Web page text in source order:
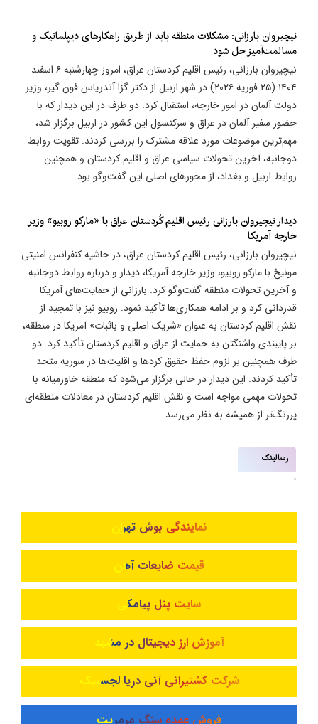
​نیچیروان بارزانی: مشکلات منطقه باید از طریق راهکارهای دیپلماتیک و
مسالمت‌آمیز حل شود
نیچیروان بارزانی، رئیس اقلیم کردستان عراق، امروز چهارشنبه ۶ اسفند
۱۴۰۴ (۲۵ فوریه ۲۰۲۶) در شهر اربیل از دکتر گزا آندریاس فون گیر، وزیر
دولت آلمان در امور خارجه، استقبال کرد. دو طرف در این دیدار که با
حضور سفیر آلمان در عراق و سرکنسول این کشور در اربیل برگزار شد،
مهم‌ترین موضوعات مورد علاقه مشترک را بررسی کردند. تقویت روابط
دوجانبه، آخرین تحولات سیاسی عراق و اقلیم کردستان و همچنین
روابط اربیل و بغداد، از محورهای اصلی این گفت‌وگو بود.
دیدار نیچیروان بارزانی رئیس اقلیم کُردستان عراق با «مارکو روبیو» وزیر
خارجه آمریکا
نیچیروان بارزانی، رئیس اقلیم کردستان عراق، در حاشیه کنفرانس امنیتی
مونیخ با مارکو روبیو، وزیر خارجه آمریکا، دیدار و درباره روابط دوجانبه
و آخرین تحولات منطقه گفت‌وگو کرد. بارزانی از حمایت‌های آمریکا
قدردانی کرد و بر ادامه همکاری‌ها تأکید نمود. روبیو نیز با تمجید از
نقش اقلیم کردستان به عنوان «شریک اصلی و باثبات» آمریکا در منطقه،
بر پایبندی واشنگتن به حمایت از عراق و اقلیم کردستان تأکید کرد. دو
طرف همچنین بر لزوم حفظ حقوق کردها و اقلیت‌ها در سوریه متحد
تأکید کردند. این دیدار در حالی برگزار می‌شود که منطقه خاورمیانه با
تحولات مهمی مواجه است و نقش اقلیم کردستان در معادلات منطقه‌ای
پررنگ‌تر از همیشه به نظر می‌رسد.
رسالینک
نمایندگی بوش تهران
قیمت ضایعات آهن
سایت پنل پیامکی
آموزش ارز دیجیتال در مشهد
شرکت کشتیرانی آنی دریا لجستیک
فروش عمده سنگ مرمریت